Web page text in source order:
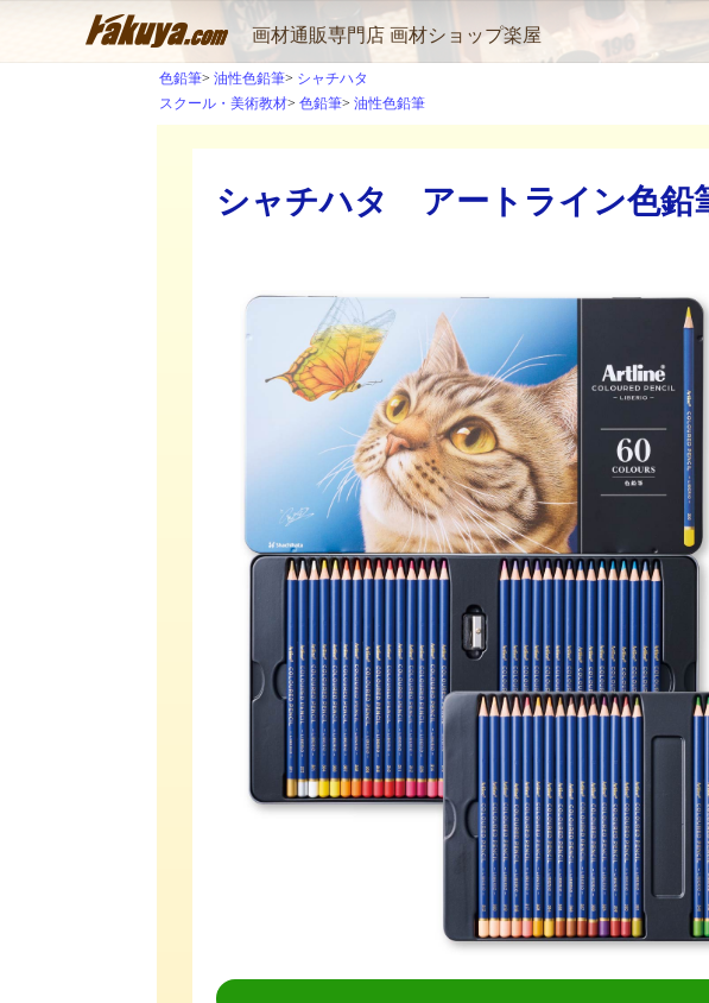
画材通販専門店 画材ショップ楽屋
色鉛筆 油性色鉛筆
シャチハタ
スクール・美術教材
色鉛筆 油性色鉛筆
シャチハタ アートライン色鉛